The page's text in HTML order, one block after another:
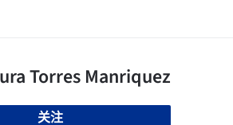
关注